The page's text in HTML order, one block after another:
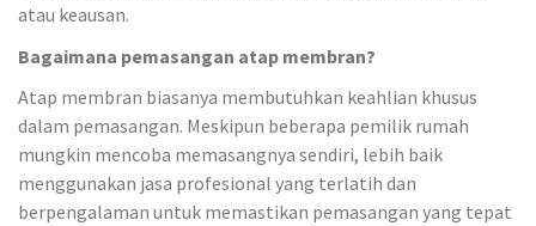
atau keausan.
Bagaimana pemasangan atap membran?
Atap membran biasanya membutuhkan keahlian khusus
dalam pemasangan. Meskipun beberapa pemilik rumah
mungkin mencoba memasangnya sendiri, lebih baik
menggunakan jasa profesional yang terlatih dan
berpengalaman untuk memastikan pemasangan yang tepat